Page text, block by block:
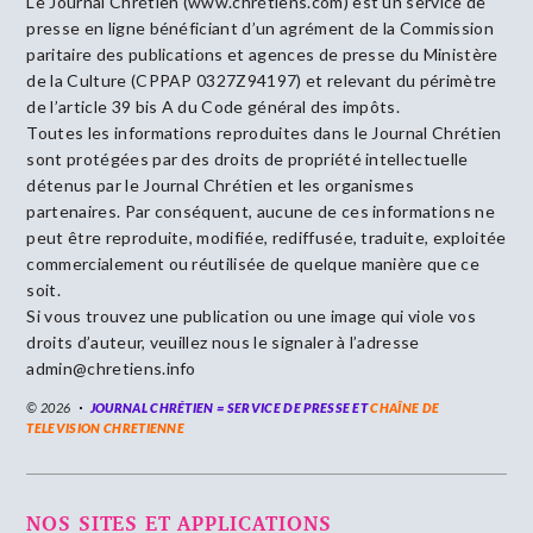
presse en ligne bénéficiant d’un agrément de la Commission
paritaire des publications et agences de presse du Ministère
de la Culture (CPPAP 0327Z94197) et relevant du périmètre
de l’article 39 bis A du Code général des impôts.
Toutes les informations reproduites dans le Journal Chrétien
sont protégées par des droits de propriété intellectuelle
détenus par le Journal Chrétien et les organismes
partenaires. Par conséquent, aucune de ces informations ne
peut être reproduite, modifiée, rediffusée, traduite, exploitée
commercialement ou réutilisée de quelque manière que ce
soit.
Si vous trouvez une publication ou une image qui viole vos
droits d’auteur, veuillez nous le signaler à l’adresse
admin@chretiens.info
© 2026 JOURNAL CHRÉTIEN = SERVICE DE PRESSE ETCHAÎNE DE
TELEVISION CHRETIENNE
NOS SITES ET APPLICATIONS